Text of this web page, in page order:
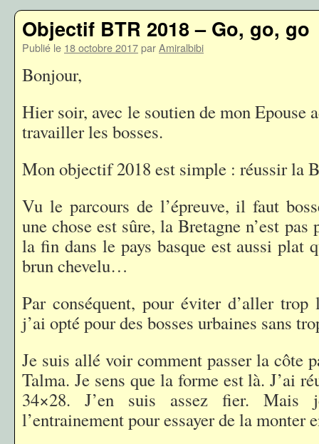
Objectif BTR 2018 – Go, go, go
Publié le 18 octobre 2017parAmiralbibi
Bonjour,
Hier soir, avec le soutien de mon Epouse
travailler les bosses.
Mon objectif 2018 est simple : réussir la
Vu le parcours de l’épreuve, il faut
une chose est sûre, la Bretagne n’est
la fin dans le pays basque est aussi plat
brun chevelu…
Par conséquent, pour éviter d’aller
j’ai opté pour des bosses urbaines sans
Je suis allé voir comment passer la côte
Talma. Je sens que la forme est là. J’ai
34×28. J’en suis assez fier. Mais
l’entrainement pour essayer de la monter